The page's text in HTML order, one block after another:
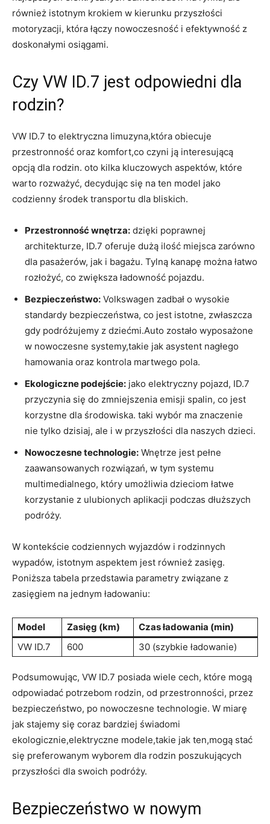
również istotnym krokiem w kierunku przyszłości
motoryzacji, która łączy nowoczesność i efektywność z
doskonałymi osiągami.
Czy VW ID.7 jest odpowiedni dla
rodzin?
VW ID.7 to elektryczna limuzyna,która obiecuje
przestronność oraz komfort,co czyni ją interesującą
opcją dla rodzin. oto kilka kluczowych aspektów, które
warto rozważyć, decydując się na ten model jako
codzienny środek transportu dla bliskich.
Przestronność wnętrza: dzięki poprawnej
architekturze, ID.7 oferuje dużą ilość miejsca zarówno
dla pasażerów, jak i bagażu. Tylną kanapę można łatwo
rozłożyć, co zwiększa ładowność pojazdu.
Bezpieczeństwo: Volkswagen zadbał o wysokie
standardy bezpieczeństwa, co jest istotne, zwłaszcza
gdy podróżujemy z dziećmi.Auto zostało wyposażone
w nowoczesne systemy,takie jak asystent nagłego
hamowania oraz kontrola martwego pola.
Ekologiczne podejście: jako elektryczny pojazd, ID.7
przyczynia się do zmniejszenia emisji spalin, co jest
korzystne dla środowiska. taki wybór ma znaczenie
nie tylko dzisiaj, ale i w przyszłości dla naszych dzieci.
Nowoczesne technologie: Wnętrze jest pełne
zaawansowanych rozwiązań, w tym systemu
multimedialnego, który umożliwia dzieciom łatwe
korzystanie z ulubionych aplikacji podczas dłuższych
podróży.
W kontekście codziennych wyjazdów i rodzinnych
wypadów, istotnym aspektem jest również zasięg.
Poniższa tabela przedstawia parametry związane z
zasięgiem na jednym ładowaniu:
Model Zasięg (km)
Czas ładowania (min)
VW ID.7
600 30 (szybkie ładowanie)
Podsumowując, VW ID.7 posiada wiele cech, które mogą
odpowiadać potrzebom rodzin, od przestronności, przez
bezpieczeństwo, po nowoczesne technologie. W miarę
jak stajemy się coraz bardziej świadomi
ekologicznie,elektryczne modele,takie jak ten,mogą stać
się preferowanym wyborem dla rodzin poszukujących
przyszłości dla swoich podróży.
Bezpieczeństwo w nowym